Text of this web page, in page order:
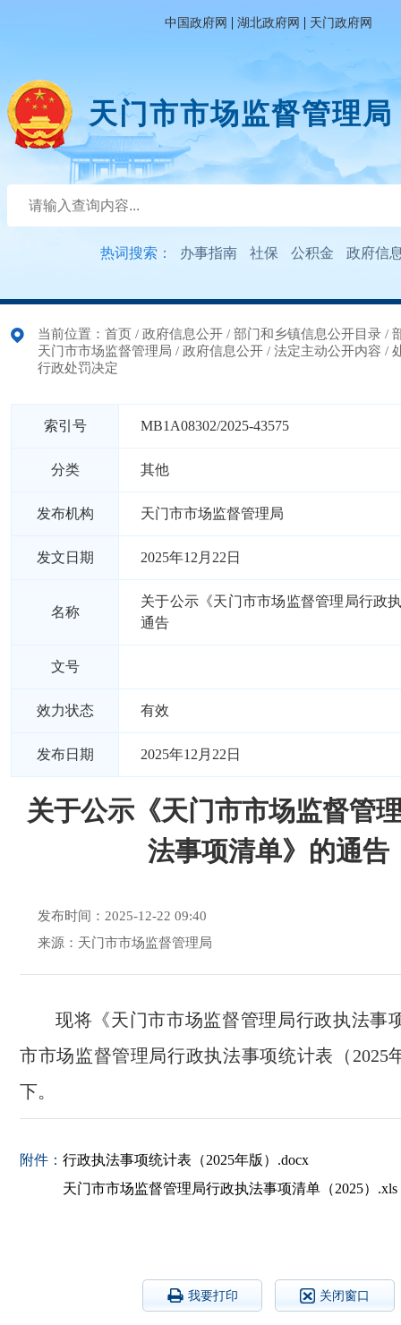
中国政府网 | 湖北政府网 | 天门政府网
天门市市场监督管理局
热词搜索： 办事指南 社保 公积金 政府信
当前位置： 首页 / 政府信息公开 / 部门和乡镇信息公开目录 /
天门市市场监督管理局 / 政府信息公开 / 法定主动公开内容 /
行政处罚决定
索引号 MB1A08302/2025-43575
分类 其他
发布机构 天门市市场监督管理局
发文日期 2025年12月22日
名称
关于公示《天门市市场监督管理局行政
通告
文号
效力状态 有效
发布日期 2025年12月22日
关于公示《天门市市场监督管
法事项清单》的通告
发布时间：2025-12-22 09:40
来源：天门市市场监督管理局
现将《天门市市场监督管理局行政执法事
市市场监督管理局行政执法事项统计表（ 2025
下。
附件： 行政执法事项统计表（2025年版）.docx
天门市市场监督管理局行政执法事项清单（2025）.xls
我要打印 关闭窗口